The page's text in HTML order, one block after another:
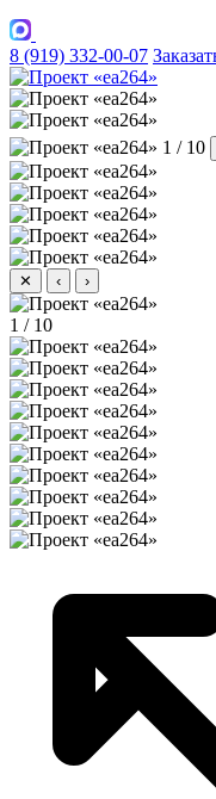
8 (919) 332-00-07
1 / 10
✕ ‹ ›
1 / 10